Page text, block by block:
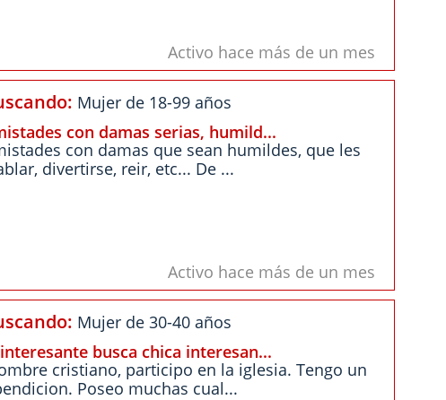
Activo hace más de un mes
Mujer de 18-99 años
con damas serias, humild...
con damas que sean humildes, que les
divertirse, reir, etc... De ...
Activo hace más de un mes
Mujer de 30-40 años
busca chica interesan...
cristiano, participo en la iglesia. Tengo un
Poseo muchas cual...